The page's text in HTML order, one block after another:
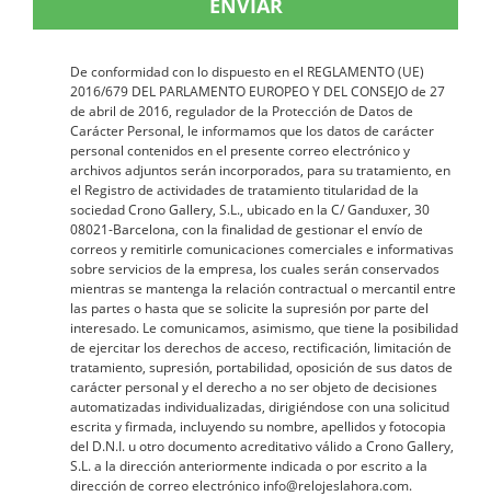
ENVIAR
De conformidad con lo dispuesto en el REGLAMENTO (UE)
2016/679 DEL PARLAMENTO EUROPEO Y DEL CONSEJO de 27
de abril de 2016, regulador de la Protección de Datos de
Carácter Personal, le informamos que los datos de carácter
personal contenidos en el presente correo electrónico y
archivos adjuntos serán incorporados, para su tratamiento, en
el Registro de actividades de tratamiento titularidad de la
sociedad Crono Gallery, S.L., ubicado en la C/ Ganduxer, 30
08021-Barcelona, con la finalidad de gestionar el envío de
correos y remitirle comunicaciones comerciales e informativas
sobre servicios de la empresa, los cuales serán conservados
mientras se mantenga la relación contractual o mercantil entre
las partes o hasta que se solicite la supresión por parte del
interesado. Le comunicamos, asimismo, que tiene la posibilidad
de ejercitar los derechos de acceso, rectificación, limitación de
tratamiento, supresión, portabilidad, oposición de sus datos de
carácter personal y el derecho a no ser objeto de decisiones
automatizadas individualizadas, dirigiéndose con una solicitud
escrita y firmada, incluyendo su nombre, apellidos y fotocopia
del D.N.I. u otro documento acreditativo válido a Crono Gallery,
S.L. a la dirección anteriormente indicada o por escrito a la
dirección de correo electrónico info@relojeslahora.com.